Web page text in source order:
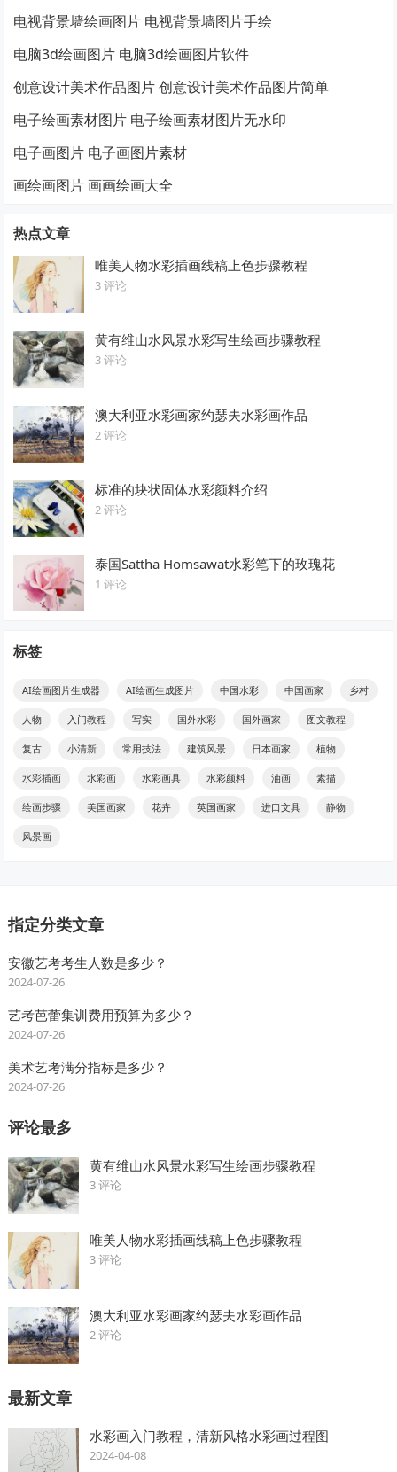
电视背景墙绘画图片 电视背景墙图片手绘
电脑3d绘画图片 电脑3d绘画图片软件
创意设计美术作品图片 创意设计美术作品图片简单
电子绘画素材图片 电子绘画素材图片无水印
电子画图片 电子画图片素材
画绘画图片 画画绘画大全
热点文章
唯美人物水彩插画线稿上色步骤教程
3 评论
黄有维山水风景水彩写生绘画步骤教程
3 评论
澳大利亚水彩画家约瑟夫水彩画作品
2 评论
标准的块状固体水彩颜料介绍
2 评论
泰国Sattha Homsawat水彩笔下的玫瑰花
1 评论
标签
AI绘画图片生成器 AI绘画生成图片 中国水彩 中国画家 乡村
人物 入门教程 写实 国外水彩 国外画家 图文教程
复古 小清新 常用技法 建筑风景 日本画家 植物
水彩插画 水彩画 水彩画具 水彩颜料 油画 素描
绘画步骤 美国画家 花卉 英国画家 进口文具 静物
风景画
指定分类文章
安徽艺考考生人数是多少？
2024-07-26
艺考芭蕾集训费用预算为多少？
2024-07-26
美术艺考满分指标是多少？
2024-07-26
评论最多
黄有维山水风景水彩写生绘画步骤教程
3 评论
唯美人物水彩插画线稿上色步骤教程
3 评论
澳大利亚水彩画家约瑟夫水彩画作品
2 评论
最新文章
水彩画入门教程，清新风格水彩画过程图
2024-04-08